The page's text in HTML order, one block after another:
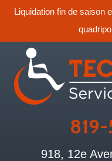
Liquidation fin de saison
918, 12e